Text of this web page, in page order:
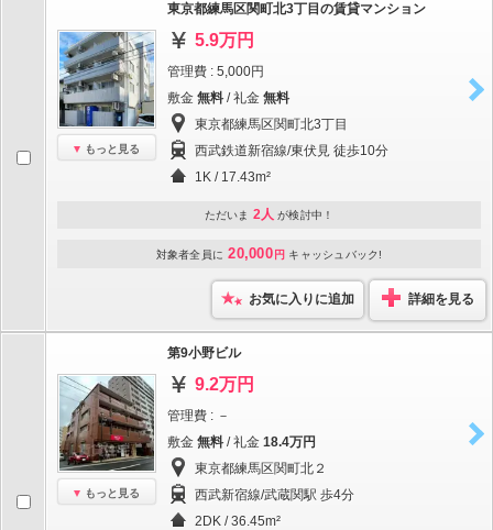
もっと見る
東京都練馬区関町北3丁目の賃貸マンション
5.9万円
管理費 : 5,000円
敷金 無料 / 礼金 無料
東京都練馬区関町北3丁目
西武鉄道新宿線/東伏見 徒歩10分
1K / 17.43m²
ただいま 2人 が検討中！
対象者全員に 20,000 円 キャッシュバック!
お気に入りに追加 詳細を見る
もっと見る
第9小野ビル
9.2万円
管理費 : －
敷金 無料 / 礼金 18.4万円
東京都練馬区関町北２
西武新宿線/武蔵関駅 歩4分
2DK / 36.45m²